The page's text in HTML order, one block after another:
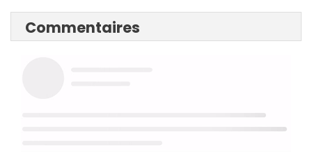
Commentaires